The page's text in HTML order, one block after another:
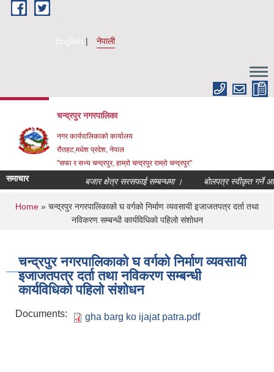
Skip to main content
English नेपाली
चन्द्रपुर नगरपालिका
नगर कार्यपालिकाको कार्यालय
रौतहट,मधेश प्रदेश, नेपाल
"सफा र सभ्य चन्द्रपुर, हाम्रो चन्द्रपुर राम्रो चन्द्रपुर"
समाचार बजार क्षेत्र सरसफाई सम्बन्धमा । बोलपत्र स्वीकृत गर्ने
You are here
Home » चन्द्रपुर नगरपालिकाको घ वर्गको निर्माण व्यवसायी इजाजतपत्र दर्ता तथा
नविकरण सम्बन्धी कार्यविधिको पहिलो संशोधन
चन्द्रपुर नगरपालिकाको घ वर्गको निर्माण व्यवसायी
इजाजतपत्र दर्ता तथा नविकरण सम्बन्धी
कार्यविधिको पहिलो संशोधन
Documents: gha barg ko ijajat patra.pdf